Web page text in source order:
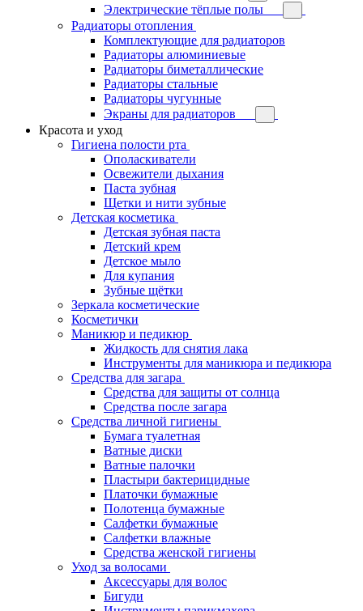
Электрические тёплые полы
Радиаторы отопления
Комплектующие для радиаторов
Радиаторы алюминиевые
Радиаторы биметаллические
Радиаторы стальные
Радиаторы чугунные
Экраны для радиаторов
Красота и уход
Гигиена полости рта
Ополаскиватели
Освежители дыхания
Паста зубная
Щетки и нити зубные
Детская косметика
Детская зубная паста
Детский крем
Детское мыло
Для купания
Зубные щётки
Зеркала косметические
Косметички
Маникюр и педикюр
Жидкость для снятия лака
Инструменты для маникюра и педикюра
Средства для загара
Средства для защиты от солнца
Средства после загара
Средства личной гигиены
Бумага туалетная
Ватные диски
Ватные палочки
Пластыри бактерицидные
Платочки бумажные
Полотенца бумажные
Салфетки бумажные
Салфетки влажные
Средства женской гигиены
Уход за волосами
Аксессуары для волос
Бигуди